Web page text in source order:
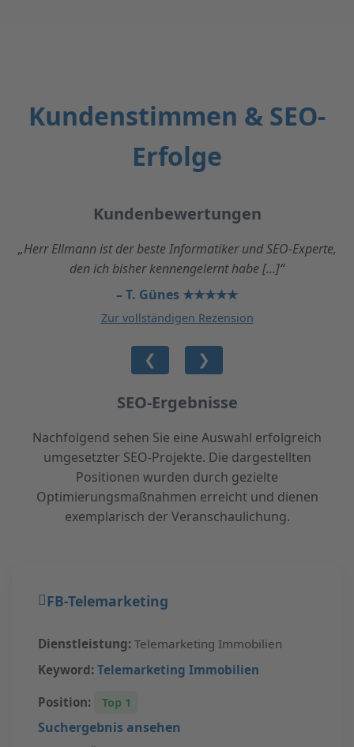
Kundenstimmen & SEO-
Erfolge
Kundenbewertungen
„Herr Ellmann ist der beste Informatiker und SEO-Experte,
den ich bisher kennengelernt habe [...]“
– T. Günes ★★★★★
Zur vollständigen Rezension
❮ ❯
SEO-Ergebnisse
Nachfolgend sehen Sie eine Auswahl erfolgreich
umgesetzter SEO-Projekte. Die dargestellten
Positionen wurden durch gezielte
Optimierungsmaßnahmen erreicht und dienen
exemplarisch der Veranschaulichung.
FB-Telemarketing
Dienstleistung: Telemarketing Immobilien
Keyword: Telemarketing Immobilien
Position: Top 1
Suchergebnis ansehen